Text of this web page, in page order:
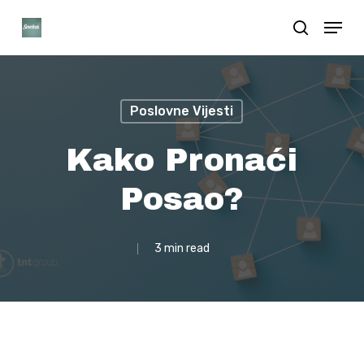
search
Menu
Poslovne Vijesti
Kako Pronaći
Posao?
3 min read
Close
Menu